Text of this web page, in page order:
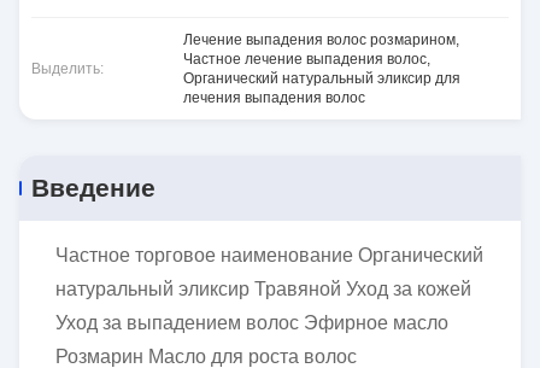
Выделить:
Лечение выпадения волос розмарином,
Частное лечение выпадения волос,
Органический натуральный эликсир для
лечения выпадения волос
Введение
Частное торговое наименование Органический
натуральный эликсир Травяной Уход за кожей
Уход за выпадением волос Эфирное масло
Розмарин Масло для роста волос